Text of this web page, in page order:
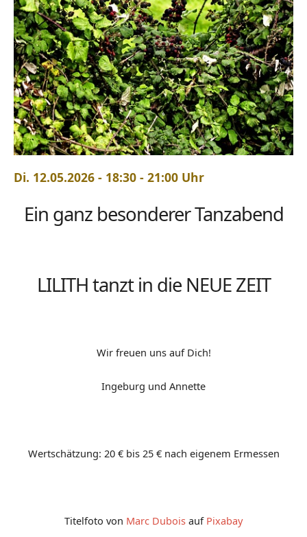
Di. 12.05.2026 - 18:30 - 21:00 Uhr
Ein ganz besonderer Tanzabend
LILITH tanzt in die NEUE ZEIT
Wir freuen uns auf Dich!
Ingeburg und Annette
Wertschätzung: 20 € bis 25 € nach eigenem Ermessen
Titelfoto von Marc Dubois auf Pixabay